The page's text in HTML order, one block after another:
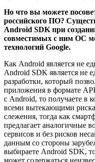
Но что вы можете
российского ПО?
Android SDK при
совместимых с ним ОС
технологий Google.
Как Android является не
Android SDK является не
разработки, который
приложения в формате
с Android, то получаете в
всеми вытекающими
слежения, тогда как
предлагает аналогичные
сервисов и без рисков
данным со стороны
выбираете Android SDK,
может содержаться